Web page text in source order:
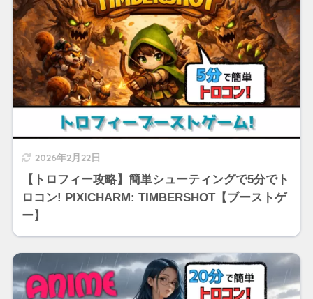
2026年2月22日
【トロフィー攻略】簡単シューティングで5分でト
ロコン! PIXICHARM: TIMBERSHOT【ブーストゲ
ー】